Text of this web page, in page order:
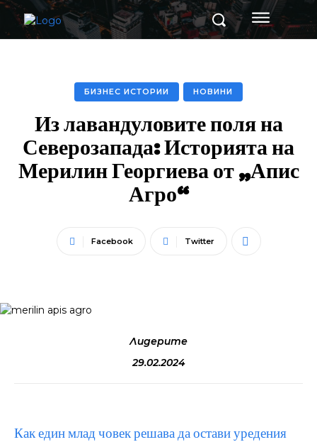
БИЗНЕС ИСТОРИИ НОВИНИ
Из лавандуловите поля на
Северозапада: Историята на
Мерилин Георгиева от „Апис
Агро“
Facebook Twitter
Лидерите
29.02.2024
Как един млад човек решава да остави уредения